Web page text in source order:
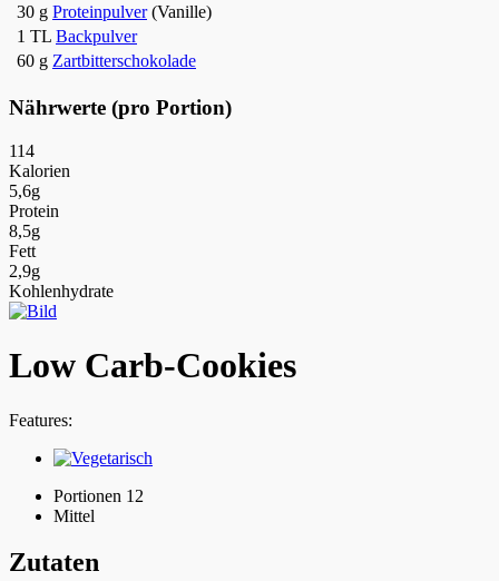
30 g Proteinpulver (Vanille)
1 TL Backpulver
60 g Zartbitterschokolade
Nährwerte (pro Portion)
114
Kalorien
5,6g
Protein
8,5g
Fett
2,9g
Kohlenhydrate
Low Carb-Cookies
Features:
Portionen 12
Mittel
Zutaten